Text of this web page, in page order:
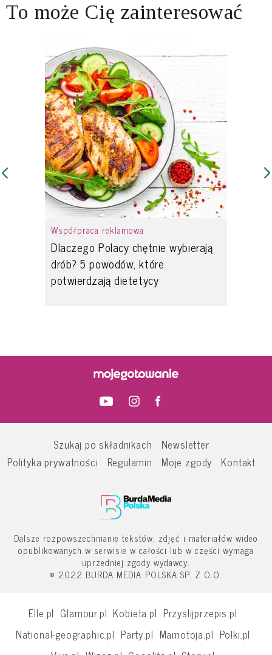
To może Cię zainteresować
Współpraca reklamowa
Dlaczego Polacy chętnie wybierają
drób? 5 powodów, które
potwierdzają dietetycy
Szukaj po składnikach
Newsletter
Polityka prywatności
Regulamin Moje zgody Kontakt
Dalsze rozpowszechnianie tekstów, zdjęć i materiałów wideo
opublikowanych w serwisie w całości lub w części wymaga
uprzedniej zgody wydawcy.
© 2022 BURDA MEDIA POLSKA SP. Z O.O.
Elle.pl Glamour.pl Kobieta.pl Przyslijprzepis.pl
National-geographic.pl Party.pl Mamotoja.pl Polki.pl